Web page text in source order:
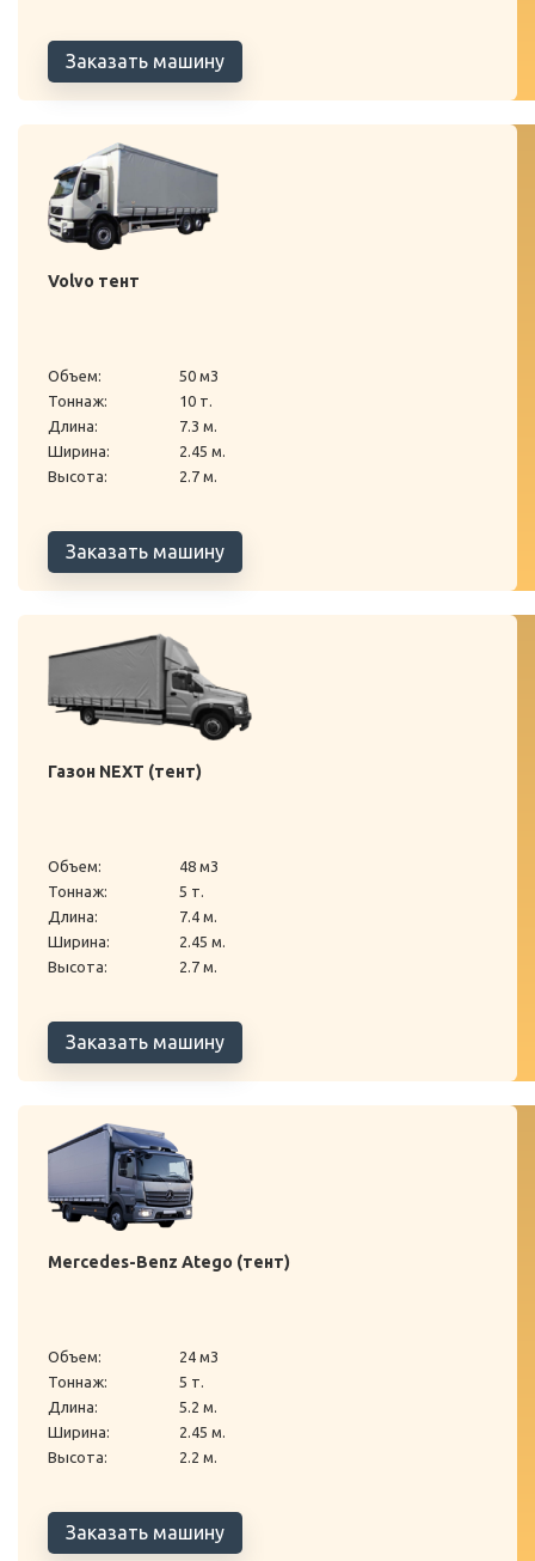
Заказать машину
Volvo тент
Объем:
50 м3
Тоннаж:
10 т.
Длина:
7.3 м.
Ширина:
2.45 м.
Высота:
2.7 м.
Заказать машину
Газон NEXT (тент)
Объем:
48 м3
Тоннаж:
5 т.
Длина:
7.4 м.
Ширина:
2.45 м.
Высота:
2.7 м.
Заказать машину
Mercedes-Benz Atego (тент)
Объем:
24 м3
Тоннаж:
5 т.
Длина:
5.2 м.
Ширина:
2.45 м.
Высота:
2.2 м.
Заказать машину